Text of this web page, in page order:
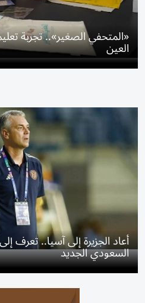
«المتحفي الصغير».. تجربة
العين
أعاد الجزيرة إلى آسيا..
السعودي الجديد